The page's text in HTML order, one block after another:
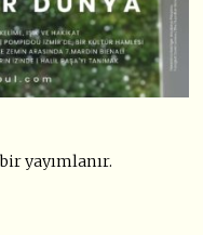
yayımlanır.